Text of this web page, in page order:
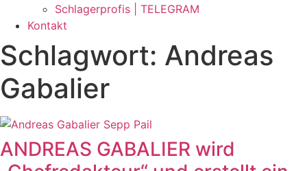
Schlagerprofis | TELEGRAM
Kontakt
Schlagwort: Andreas
Gabalier
ANDREAS GABALIER wird